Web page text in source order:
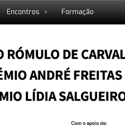
Encontros Formação